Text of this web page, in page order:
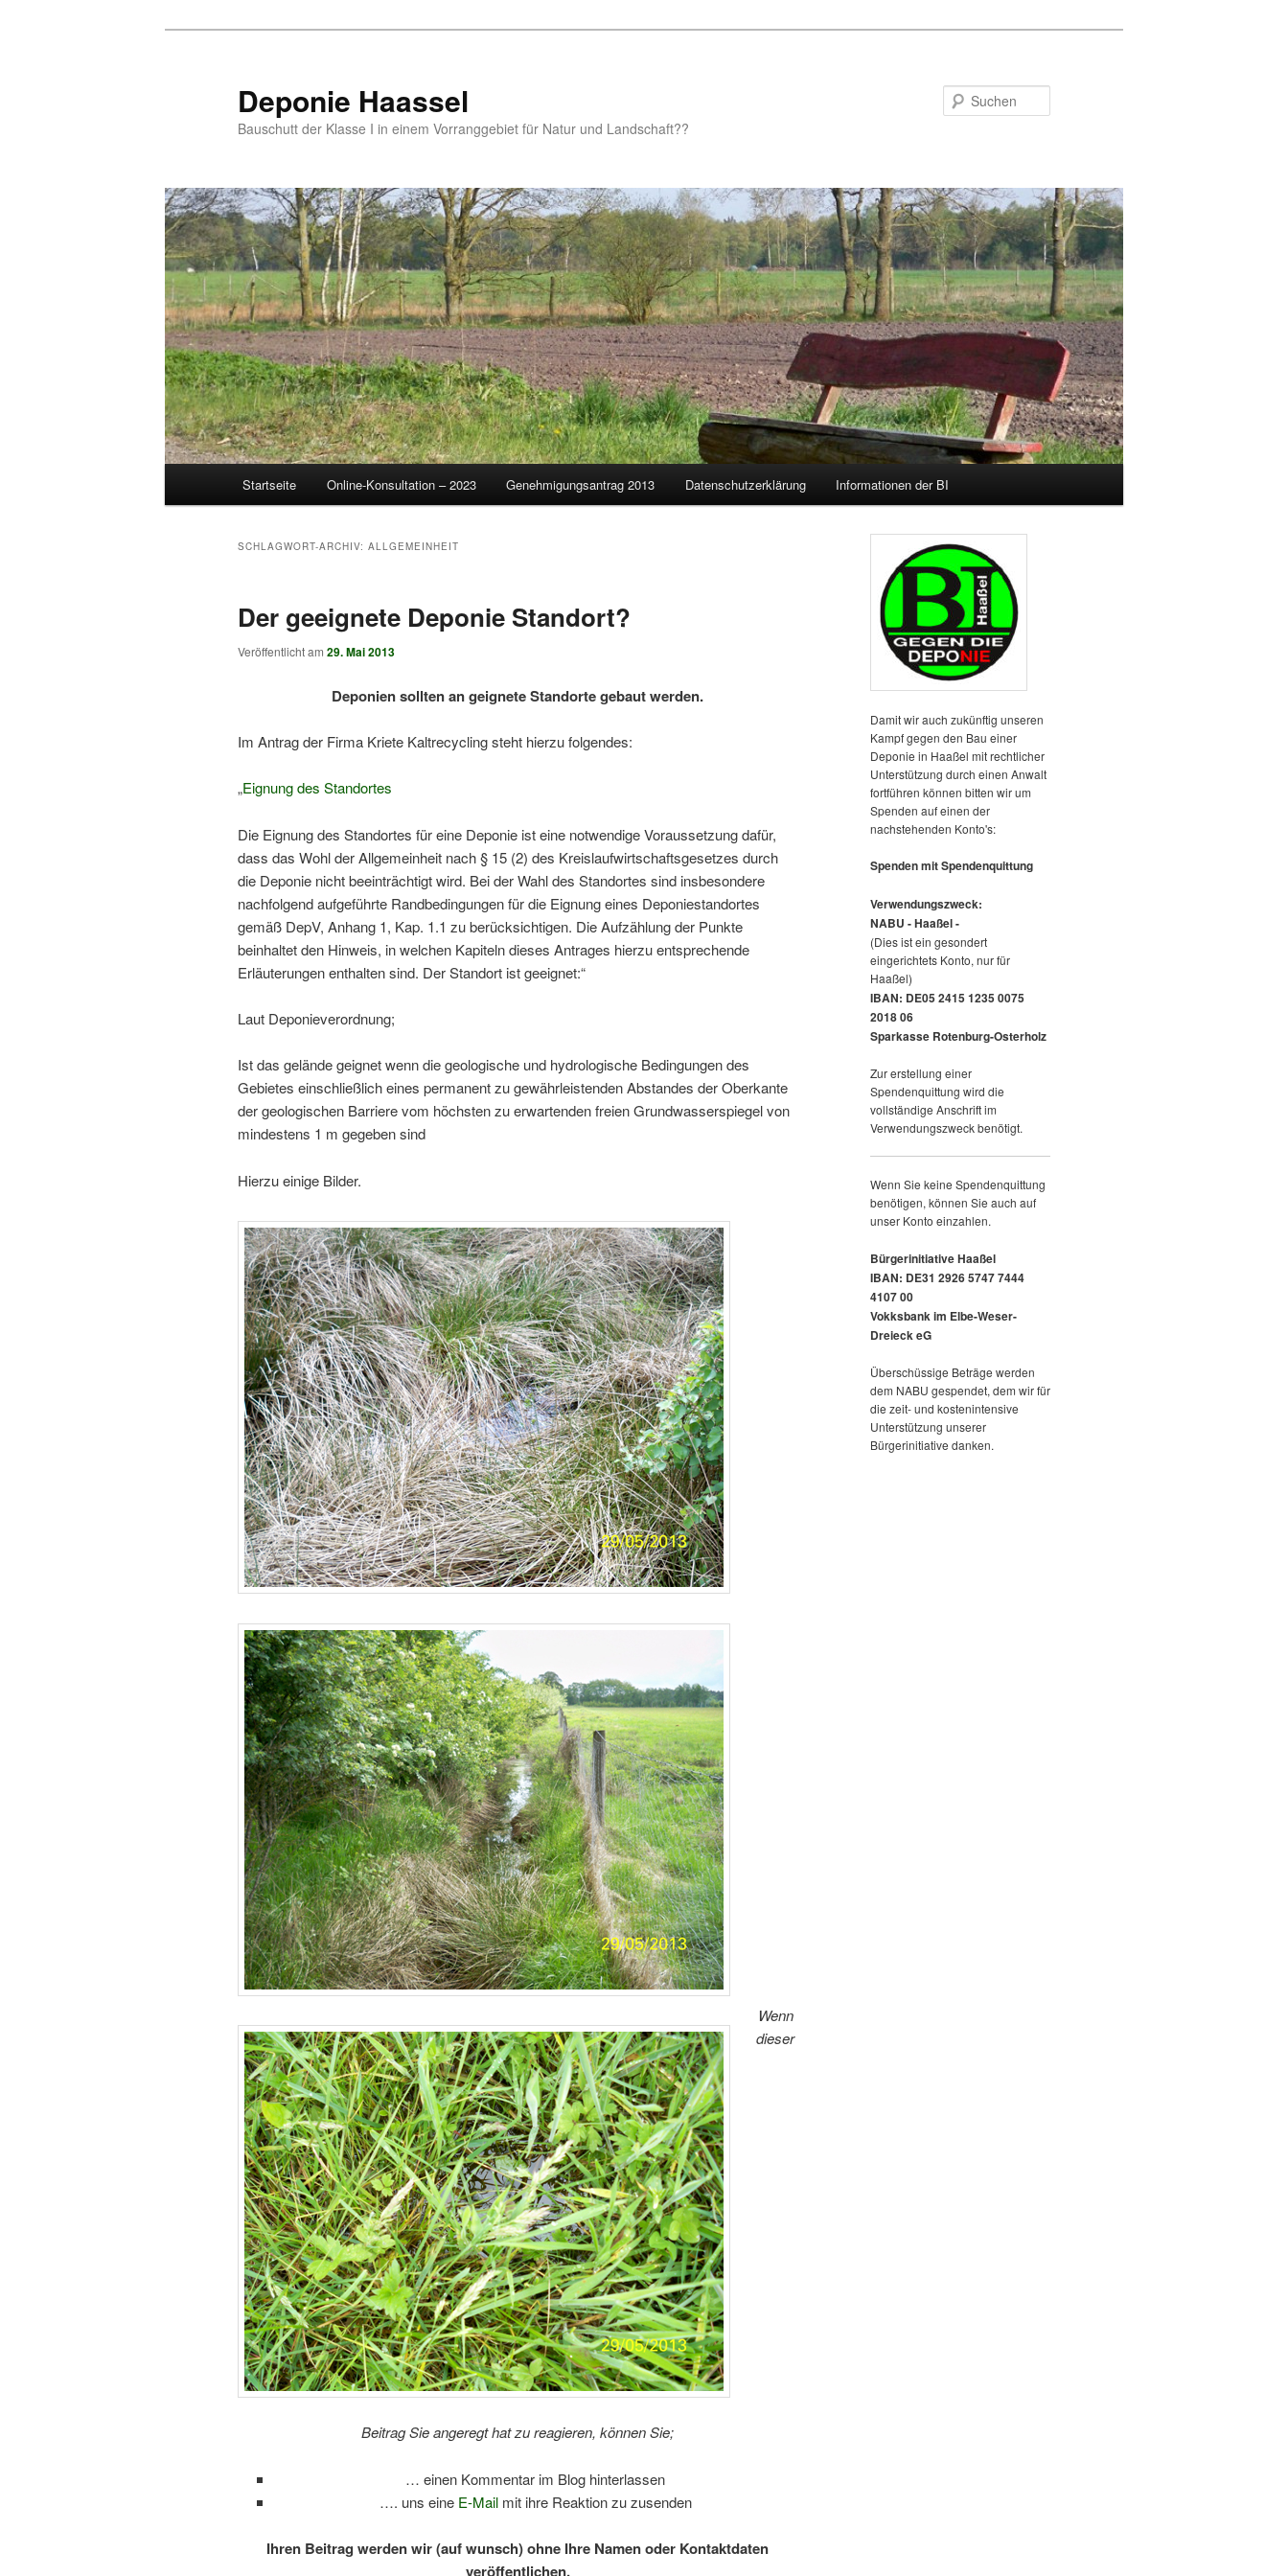
Deponie Haassel
Bauschutt der Klasse I in einem Vorranggebiet für Natur und Landschaft??
Startseite Online-Konsultation – 2023 Genehmigungsantrag 2013 Datenschutzerklärung Informationen der BI
SCHLAGWORT-ARCHIV: ALLGEMEINHEIT
Der geeignete Deponie Standort?
Veröffentlicht am 29. Mai 2013
Deponien sollten an geignete Standorte gebaut werden.
Im Antrag der Firma Kriete Kaltrecycling steht hierzu folgendes:
„Eignung des Standortes
Die Eignung des Standortes für eine Deponie ist eine notwendige Voraussetzung dafür,
dass das Wohl der Allgemeinheit nach § 15 (2) des Kreislaufwirtschaftsgesetzes durch
die Deponie nicht beeinträchtigt wird. Bei der Wahl des Standortes sind insbesondere
nachfolgend aufgeführte Randbedingungen für die Eignung eines Deponiestandortes
gemäß DepV, Anhang 1, Kap. 1.1 zu berücksichtigen. Die Aufzählung der Punkte
beinhaltet den Hinweis, in welchen Kapiteln dieses Antrages hierzu entsprechende
Erläuterungen enthalten sind. Der Standort ist geeignet:“
Laut Deponieverordnung;
Ist das gelände geignet wenn die geologische und hydrologische Bedingungen des
Gebietes einschließlich eines permanent zu gewährleistenden Abstandes der Oberkante
der geologischen Barriere vom höchsten zu erwartenden freien Grundwasserspiegel von
mindestens 1 m gegeben sind
Hierzu einige Bilder.
Wenn
dieser
Beitrag Sie angeregt hat zu reagieren, können Sie;
… einen Kommentar im Blog hinterlassen
…. uns eine E-Mailmit ihre Reaktion zu zusenden
Ihren Beitrag werden wir (auf wunsch) ohne Ihre Namen oder Kontaktdaten
veröffentlichen.
Damit wir auch zukünftig unseren
Kampf gegen den Bau einer
Deponie in Haaßel mit rechtlicher
Unterstützung durch einen Anwalt
fortführen können bitten wir um
Spenden auf einen der
nachstehenden Konto's:
Spenden mit Spendenquittung
Verwendungszweck:
NABU - Haaßel -
(Dies ist ein gesondert
eingerichtets Konto, nur für
Haaßel)
IBAN: DE05 2415 1235 0075
2018 06
Sparkasse Rotenburg-Osterholz
Zur erstellung einer
Spendenquittung wird die
vollständige Anschrift im
Verwendungszweck benötigt.
Wenn Sie keine Spendenquittung
benötigen, können Sie auch auf
unser Konto einzahlen.
Bürgerinitiative Haaßel
IBAN: DE31 2926 5747 7444
4107 00
Vokksbank im Elbe-Weser-
Dreieck eG
Überschüssige Beträge werden
dem NABU gespendet, dem wir für
die zeit- und kostenintensive
Unterstützung unserer
Bürgerinitiative danken.